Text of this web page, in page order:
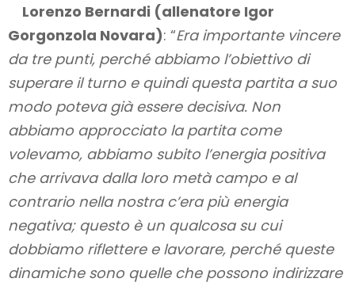
Lorenzo Bernardi (allenatore Igor
Gorgonzola Novara): “Era importante vincere
da tre punti, perché abbiamo l’obiettivo di
superare il turno e quindi questa partita a suo
modo poteva già essere decisiva. Non
abbiamo approcciato la partita come
volevamo, abbiamo subito l’energia positiva
che arrivava dalla loro metà campo e al
contrario nella nostra c’era più energia
negativa; questo è un qualcosa su cui
dobbiamo riflettere e lavorare, perché queste
dinamiche sono quelle che possono indirizzare